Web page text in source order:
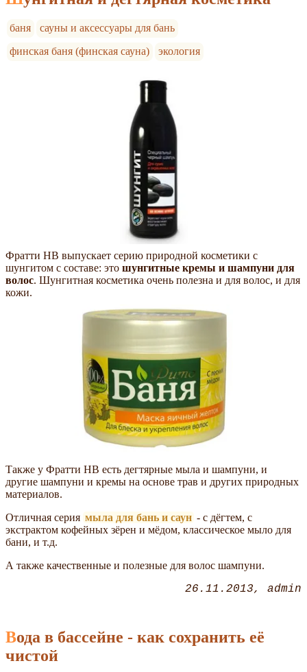
баня
сауны и аксессуары для бань
финская баня (финская сауна)
экология
Фратти НВ выпускает серию природной косметики с
шунгитом с составе: это шунгитные кремы и шампуни для
волос. Шунгитная косметика очень полезна и для волос, и для
кожи.
Также у Фратти НВ есть дегтярные мыла и шампуни, и
другие шампуни и кремы на основе трав и других природных
материалов.
Отличная серия мыла для бань и саун - с дёгтем, с
экстрактом кофейных зёрен и мёдом, классическое мыло для
бани, и т.д.
А также качественные и полезные для волос шампуни.
26.11.2013 admin
Вода в бассейне - как сохранить её
чистой